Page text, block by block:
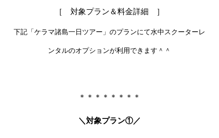
［ 対象プラン＆料金詳細 ］
下記「ケラマ諸島一日ツアー」のプランにて水中スクーターレ
ンタルのオプションが利用できます＾＾
＊＊＊＊＊＊＊＊
＼対象プラン①／